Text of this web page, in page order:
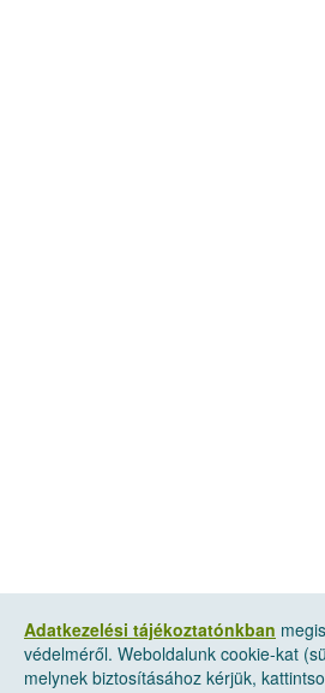
Adatkezelési tájékoztatónkban
védelméről. Weboldalunk cookie-kat
melynek biztosításához kérjük,